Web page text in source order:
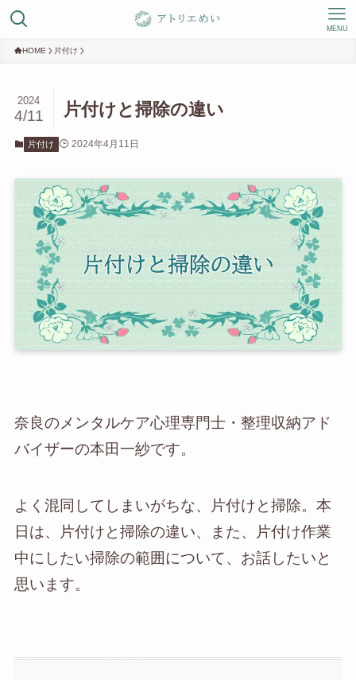
MENU
HOME 片付け
片付けと掃除の違い
2024
4/11
片付け 2024年4月11日
奈良のメンタルケア心理専門士・整理収納アド
バイザーの本田一紗です。
よく混同してしまいがちな、片付けと掃除。本
日は、片付けと掃除の違い、また、片付け作業
中にしたい掃除の範囲について、お話したいと
思います。